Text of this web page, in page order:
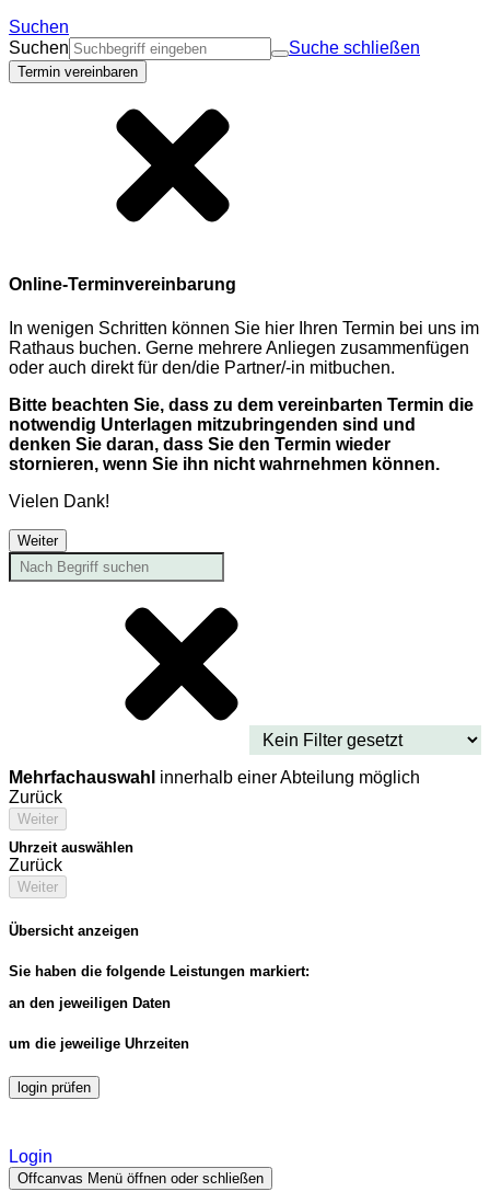
Suchen
Suchen
Suche schließen
Termin vereinbaren
Online-Terminvereinbarung
In wenigen Schritten können Sie hier Ihren Termin bei uns im
Rathaus buchen. Gerne mehrere Anliegen zusammenfügen
oder auch direkt für den/die Partner/-in mitbuchen.
Bitte beachten Sie, dass zu dem vereinbarten Termin die
notwendig Unterlagen mitzubringenden sind und
denken Sie daran, dass Sie den Termin wieder
stornieren, wenn Sie ihn nicht wahrnehmen können.
Vielen Dank!
Weiter
Mehrfachauswahl innerhalb einer Abteilung möglich
Zurück
Weiter
Uhrzeit auswählen
Zurück
Weiter
Übersicht anzeigen
Sie haben die folgende Leistungen markiert:
an den jeweiligen Daten
um die jeweilige Uhrzeiten
login prüfen
Login
Offcanvas Menü öffnen oder schließen